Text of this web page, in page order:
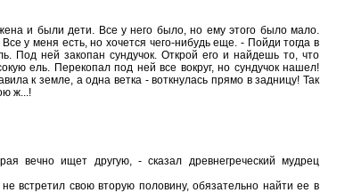
и были дети. Все у него было, но ему этого было мало.
у меня есть, но хочется чего-нибудь еще. - Пойди тогда в
Под ней закопан сундучок. Открой его и найдешь то, что
ель. Перекопал под ней все вокруг, но сундучок нашел!
к земле, а одна ветка - воткнулась прямо в задницу! Так
ж...!
вечно ищет другую, - сказал древнегреческий мудрец
встретил свою вторую половину, обязательно найти ее в